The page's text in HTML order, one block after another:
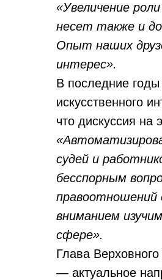
«Увеличение
несет также и
Опыт наших
интерес».
В последние
искусственного
что дискуссия на
судей и
бесспорным
правоотношений
вниманием
сфере».
Глава
— актуальное